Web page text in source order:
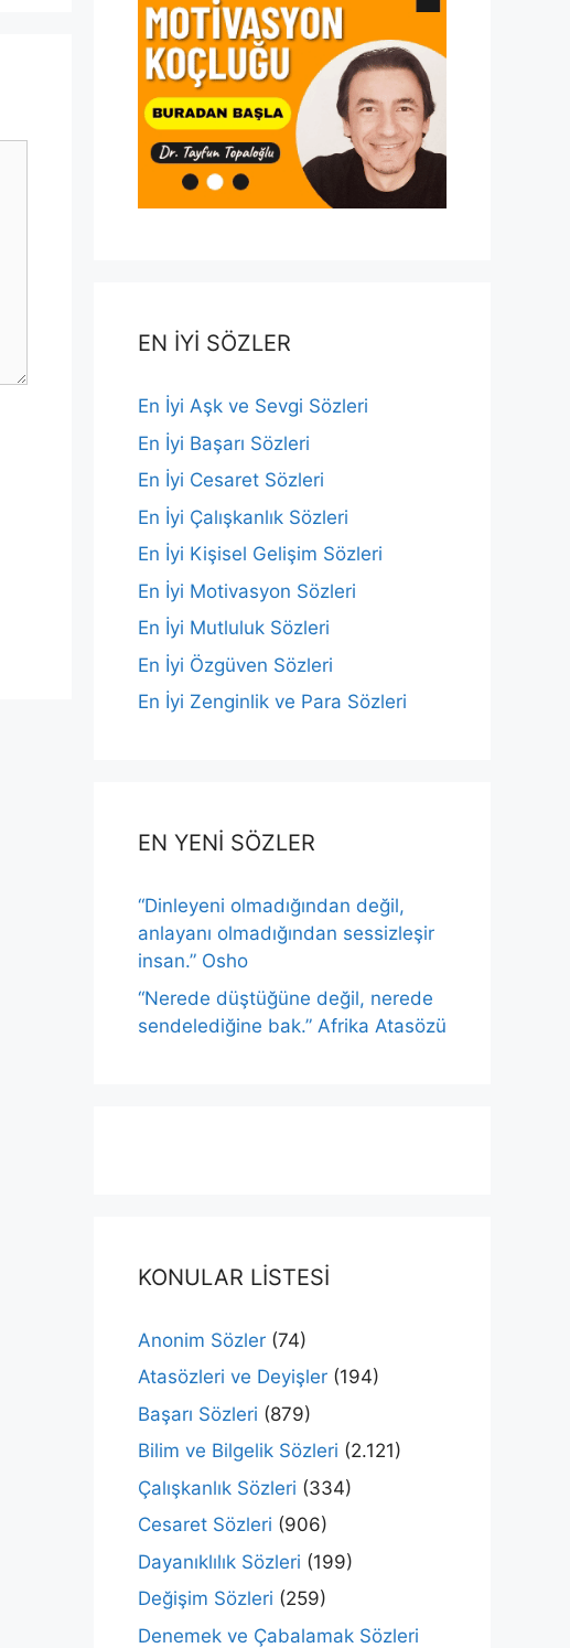
EN İYİ SÖZLER
En İyi Aşk ve Sevgi Sözleri
En İyi Başarı Sözleri
En İyi Cesaret Sözleri
En İyi Çalışkanlık Sözleri
En İyi Kişisel Gelişim Sözleri
En İyi Motivasyon Sözleri
En İyi Mutluluk Sözleri
En İyi Özgüven Sözleri
En İyi Zenginlik ve Para Sözleri
EN YENİ SÖZLER
“Dinleyeni olmadığından değil,
anlayanı olmadığından sessizleşir
insan.” Osho
“Nerede düştüğüne değil, nerede
sendelediğine bak.” Afrika Atasözü
KONULAR LİSTESİ
Anonim Sözler (74)
Atasözleri ve Deyişler (194)
Başarı Sözleri (879)
Bilim ve Bilgelik Sözleri (2.121)
Çalışkanlık Sözleri (334)
Cesaret Sözleri (906)
Dayanıklılık Sözleri (199)
Değişim Sözleri (259)
Denemek ve Çabalamak Sözleri